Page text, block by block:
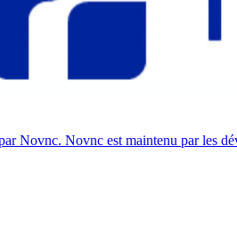
Novnc. Novnc est maintenu par les